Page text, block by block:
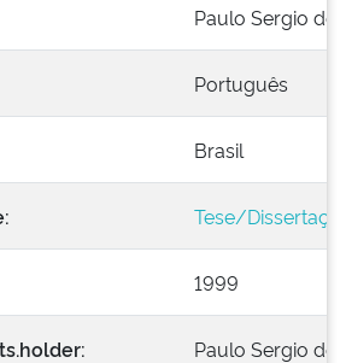
Paulo Sergio de
Português
Brasil
Tese/
1999
Paulo Sergio de